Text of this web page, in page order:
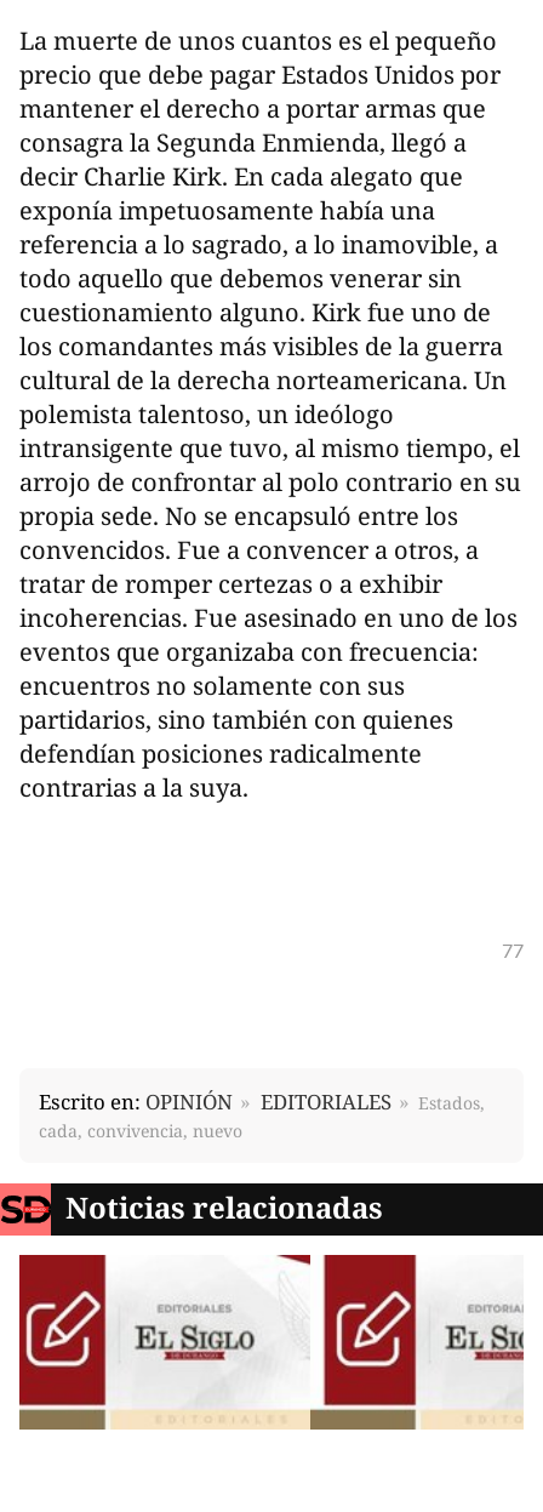
La muerte de unos cuantos es el pequeño
precio que debe pagar Estados Unidos por
mantener el derecho a portar armas que
consagra la Segunda Enmienda, llegó a
decir Charlie Kirk. En cada alegato que
exponía impetuosamente había una
referencia a lo sagrado, a lo inamovible, a
todo aquello que debemos venerar sin
cuestionamiento alguno. Kirk fue uno de
los comandantes más visibles de la guerra
cultural de la derecha norteamericana. Un
polemista talentoso, un ideólogo
intransigente que tuvo, al mismo tiempo, el
arrojo de confrontar al polo contrario en su
propia sede. No se encapsuló entre los
convencidos. Fue a convencer a otros, a
tratar de romper certezas o a exhibir
incoherencias. Fue asesinado en uno de los
eventos que organizaba con frecuencia:
encuentros no solamente con sus
partidarios, sino también con quienes
defendían posiciones radicalmente
contrarias a la suya.
77
Escrito en: OPINIÓN EDITORIALES
Estados,
cada, convivencia, nuevo
Noticias relacionadas